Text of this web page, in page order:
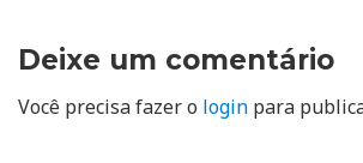
Deixe um comentário
Você precisa fazer o login para